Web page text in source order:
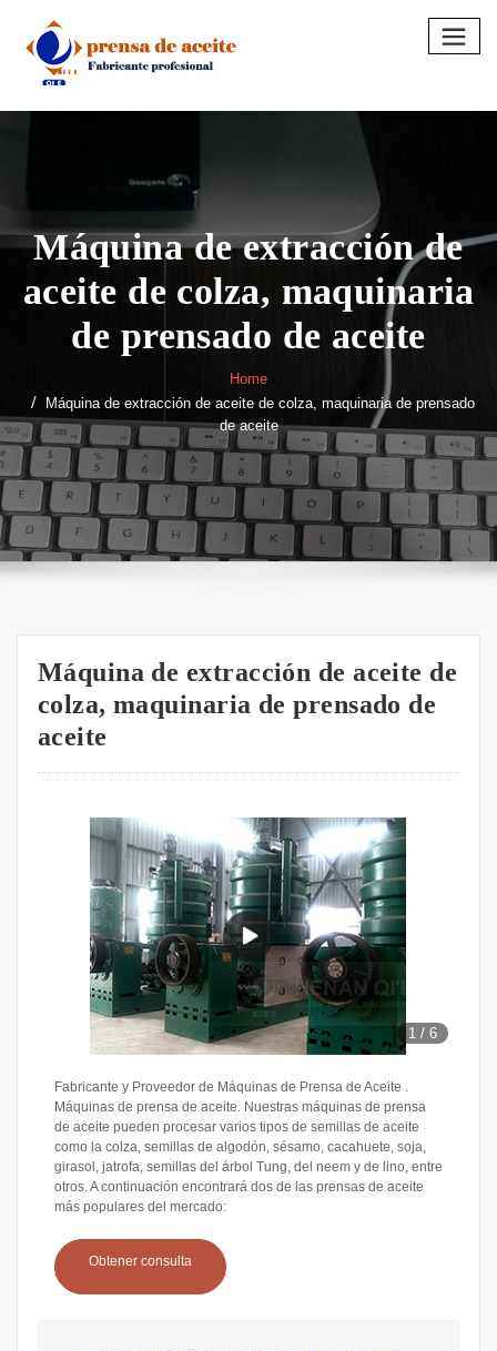
content
Máquina de extracción de
aceite de colza, maquinaria
de prensado de aceite
Home
Máquina de extracción de aceite de colza, maquinaria de prensado
de aceite
Máquina de extracción de aceite de
colza, maquinaria de prensado de
aceite
1 /6
Fabricante y Proveedor de Máquinas de Prensa de Aceite .
Máquinas de prensa de aceite. Nuestras máquinas de prensa
de aceite pueden procesar varios tipos de semillas de aceite
como la colza, semillas de algodón, sésamo, cacahuete, soja,
girasol, jatrofa, semillas del árbol Tung, del neem y de lino, entre
otros. A continuación encontrará dos de las prensas de aceite
más populares del mercado:
Obtener consulta